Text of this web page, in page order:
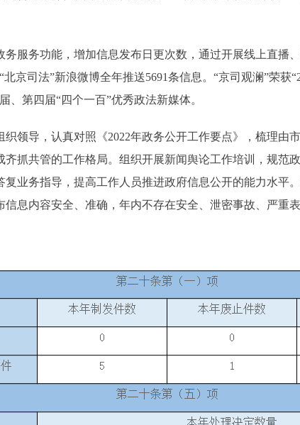
务功能，增加信息发布日更次数，通过开展线上直播
京司法”新浪微博全年推送5691条信息。“京司观澜”荣获
、第四届“四个一百”优秀政法新媒体。
导，认真对照《2022年政务公开工作要点》，梳理由
抓共管的工作格局。组织开展新闻舆论工作培训，规范
业务指导，提高工作人员推进政府信息公开的能力水平
息内容安全、准确，年内不存在安全、泄密事故、严重表